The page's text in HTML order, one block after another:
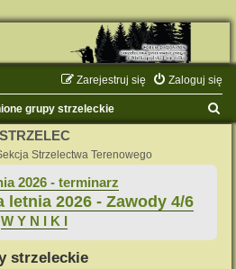
Zaloguj się
Zarejestruj się
grupy strzeleckie
STRZELEC
Strzelectwa Terenowego
2026 - terminarz
letnia 2026 - Zawody 4/6
W Y N I K I
strzeleckie